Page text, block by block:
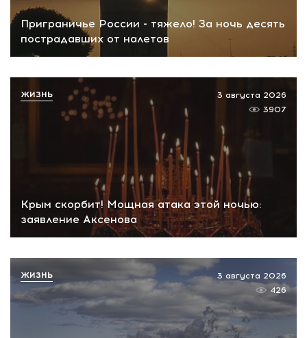
Приграничье России - тяжело! За ночь десять
пострадавших от налетов
Крым скорбит! Мощная атака этой ночью:
заявление Аксенова
3 августа 2026
3907
ЖИЗНЬ
3 августа 2026
426
ЖИЗНЬ